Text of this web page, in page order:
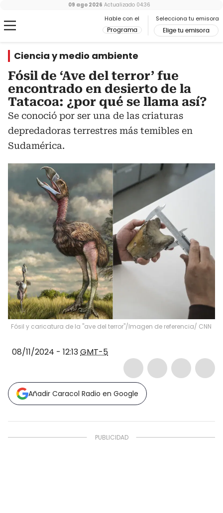
Hable con el
Programa
Selecciona tu emisora
Elige tu emisora
09 ago 2026 Actualizado 04:36
Ciencia y medio ambiente
Fósil de ‘Ave del terror’ fue
encontrado en desierto de la
Tatacoa: ¿por qué se llama así?
Se conoció por ser una de las criaturas
depredadoras terrestres más temibles en
Sudamérica.
Fósil y caricatura de la "ave del terror"/Imagen de referencia/ CNN
08/11/2024 - 12:13GMT-5
Añadir Caracol Radio en Google